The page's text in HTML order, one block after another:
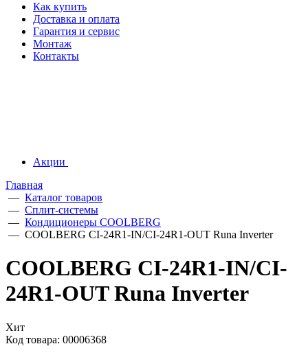
Как купить
Доставка и оплата
Гарантия и сервис
Монтаж
Контакты
Акции
Главная
— Каталог товаров
— Сплит-системы
— Кондиционеры СOOLBERG
— COOLBERG CI-24R1-IN/CI-24R1-OUT Runa Inverter
COOLBERG CI-24R1-IN/CI-
24R1-OUT Runa Inverter
Хит
Код товара: 00006368